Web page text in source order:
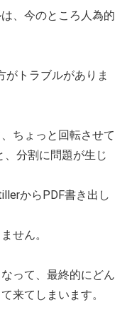
、今のところ人為的
がトラブルがありま
ちょっと回転させて
分割に問題が生じ
からPDF書き出し
せん。
って、最終的にどん
来てしまいます。